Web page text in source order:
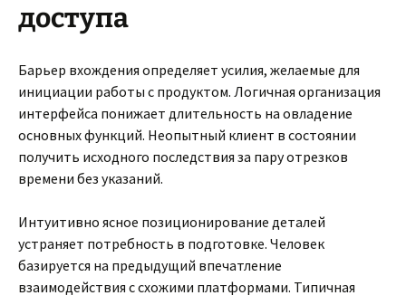
доступа
Барьер вхождения определяет усилия, желаемые для
инициации работы с продуктом. Логичная организация
интерфейса понижает длительность на овладение
основных функций. Неопытный клиент в состоянии
получить исходного последствия за пару отрезков
времени без указаний.
Интуитивно ясное позиционирование деталей
устраняет потребность в подготовке. Человек
базируется на предыдущий впечатление
взаимодействия с схожими платформами. Типичная